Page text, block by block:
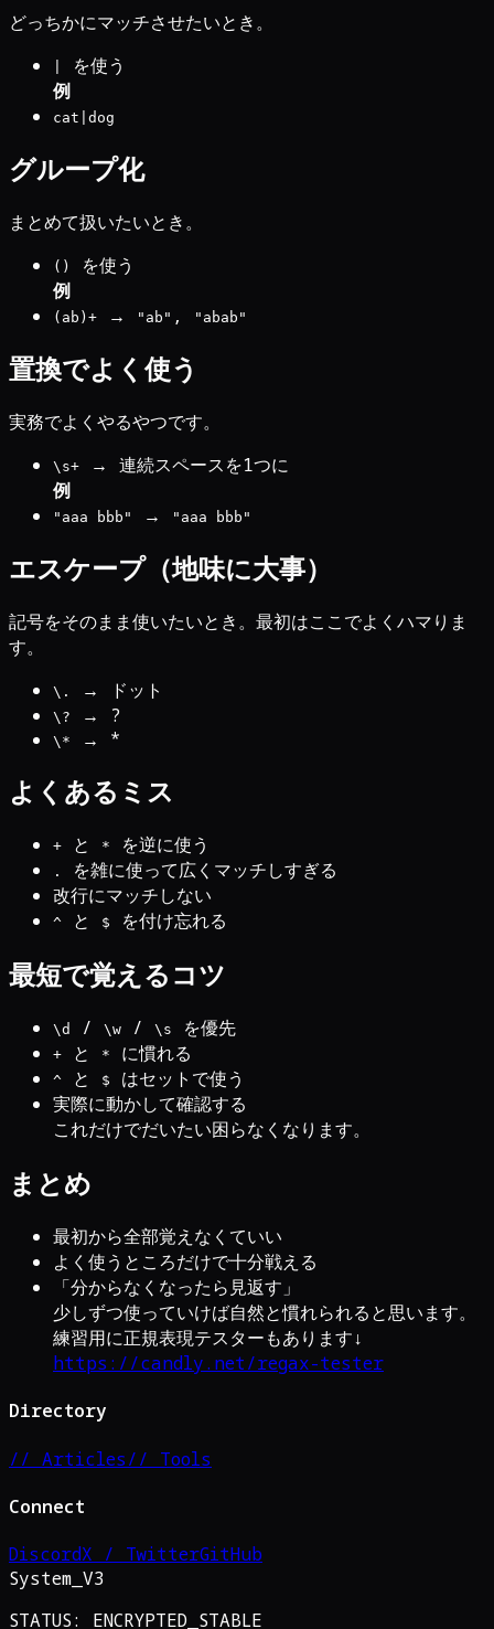
どっちかにマッチさせたいとき。
を使う
例
cat|dog
グループ化
まとめて扱いたいとき。
()
を使う
例
(ab)+ → "ab" , "abab"
置換でよく使う
実務でよくやるやつです。
\s+
→ 連続スペースを1つに
例
"aaa bbb" → "aaa bbb"
エスケープ（地味に大事）
記号をそのまま使いたいとき。最初はここでよくハマりま
す。
\. → ドット
\? → ?
\* → *
よくあるミス
+ と * を逆に使う
.
を雑に使って広くマッチしすぎる
改行にマッチしない
^ と $ を付け忘れる
最短で覚えるコツ
\d / \w / \s を優先
+ と * に慣れる
^ と $
はセットで使う
実際に動かして確認する
これだけでだいたい困らなくなります。
まとめ
最初から全部覚えなくていい
よく使うところだけで十分戦える
「分からなくなったら見返す」
少しずつ使っていけば自然と慣れられると思います。
練習用に正規表現テスターもあります↓
https://candly.net/regax-tester
Directory
// Articles// Tools
Connect
DiscordX / TwitterGitHub
System_V3
STATUS: ENCRYPTED_STABLE